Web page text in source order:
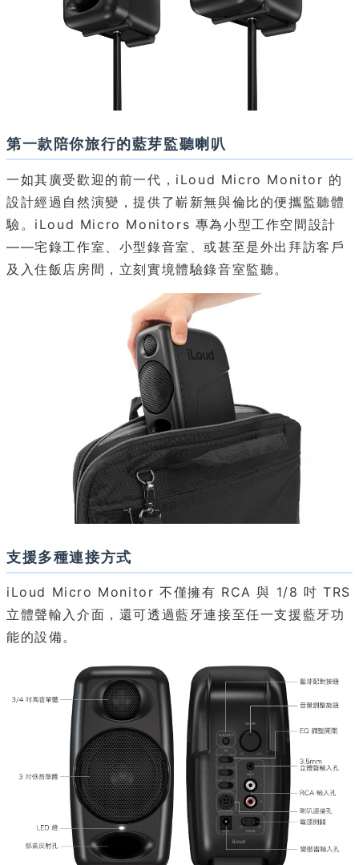
第一款陪你旅行的藍芽監聽喇叭
一如其廣受歡迎的前一代，iLoud Micro Monitor 的
設計經過自然演變，提供了嶄新無與倫比的便攜監聽體
驗。iLoud Micro Monitors 專為小型工作空間設計
——宅錄工作室、小型錄音室、或甚至是外出拜訪客戶
及入住飯店房間，立刻實境體驗錄音室監聽。
支援多種連接方式
iLoud Micro Monitor 不僅擁有 RCA 與 1/8 吋 TRS
立體聲輸入介面，還可透過藍牙連接至任一支援藍牙功
能的設備。